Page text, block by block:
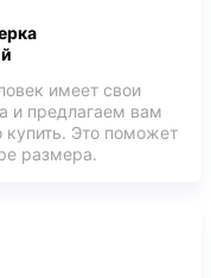
имеет свои
и предлагаем вам
купить. Это поможет
размера.